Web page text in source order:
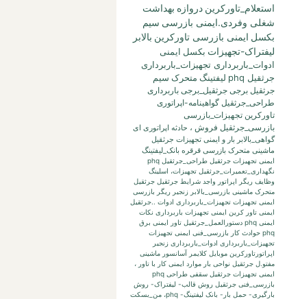
استعلام_تاورکرین دروازه بهداشت
شغلی وفردی.ایمنی بازرسی سیم
بکسل ایمنی بازرسی تاورکرین بالابر
لیفتراک-تجهیزات بکسل ایمنی
ادوات_باربرداری تجهیزات_باربرداری
جرثقیل phq
لیفتینگ متحرک سیم
جرثقیل برجی جرثقیل_برجی باربرداری
طراحی_جرثقیل گواهینامه-اپراتوری
تاورکرین تجهیزات_بازرسی
بازرسی_جرثقیل فروش ، حادثه اپراتوری ای
گواهی_بالابر بار و ایمنی تجهیزات جرثقیل
ماشینی متحرک بازرسی قرقره بانک_لیفتینگ
ایمنی تجهیزات جرثقیل طراحی_جرثقیل phq
نگهداری_تعمیرات_جرثقیل تجهیزات، اسلینگ
وظایف ریگر اپراتور واجد شرایط جرثقیل جرثقیل
متحرک ماشینی بازرسی_بالابر زنجیر ریگر بازرسی
ایمنی تجهیزات تجهیزات_باربرداری ادوات ..جرثقیل
ایمنی تاور کرین ایمنی تجهیزات باربرداری نکات
ایمنی phq
دستورالعمل_جرثقیل تاور ایمنی برق
phq حوادث کار بازرسی_فنی
ایمنی تجهیزات
تجهیزات_باربرداری ادوات_باربرداری زنجیر
اپراتورتاورکرین موبایل کلایمر آسانسور ماشینی
مفتو.ل جرثقیل نواحی بار موارد ایمنی کار با تاور ،
ایمنی تجهیزات جرثقیل سقفی طراحی phq
بازرسی_فنی جرثقیل روش قالب- لیفتراک- روش
بارگیری- حمل بار- بانک لیفتینگ- phq، من_بسکت